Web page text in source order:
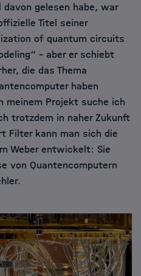
gelesen habe, war
Titel seiner
of quantum circuits
– aber er schiebt
die das Thema
haben
meinem Projekt suche ich
trotzdem in naher Zukunft
Filter kann man sich die
Weber entwickelt: Sie
von Quantencomputern